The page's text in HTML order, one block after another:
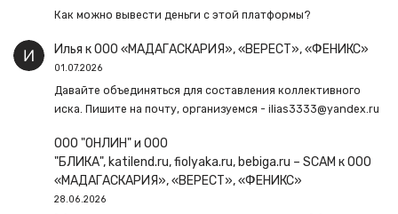
Как можно вывести деньги с этой платформы?
Илья кООО «МАДАГАСКАРИЯ», «ВЕРЕСТ», «ФЕНИКС»
01.07.2026
Давайте объединяться для составления коллективного
иска. Пишите на почту, организуемся - ilias3333@yandex.ru
ООО "ОНЛИН" и ООО
"БЛИКА", katilend.ru, fiolyaka.ru, bebiga.ru – SCAM кООО
«МАДАГАСКАРИЯ», «ВЕРЕСТ», «ФЕНИКС»
28.06.2026